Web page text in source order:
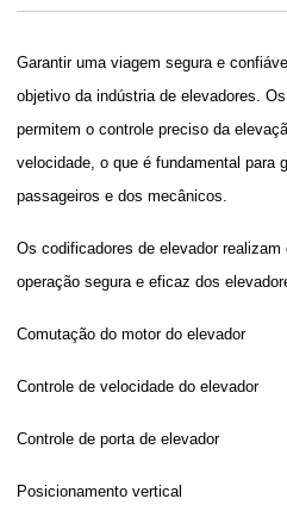
Garantir uma viagem segura e
objetivo da indústria de elevadores.
permitem o controle preciso da
velocidade, o que é fundamental para
passageiros e dos mecânicos.
Os codificadores de elevador
operação segura e eficaz dos
Comutação do motor do elevador
Controle de velocidade do elevador
Controle de porta de elevador
Posicionamento vertical